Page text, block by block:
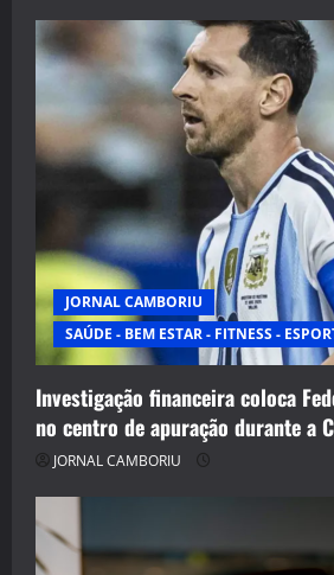
JORNAL CAMBORIU
SAÚDE - BEM ESTAR - FITNESS -
Investigação financeira coloca
no centro de apuração durante a
JORNAL CAMBORIU